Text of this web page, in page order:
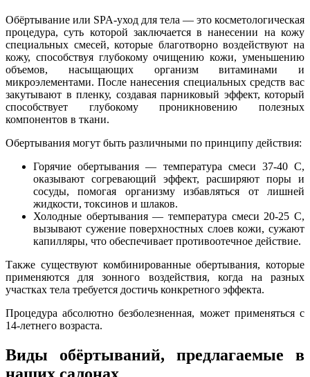
Обёртывание или SPA-уход для тела — это косметологическая
процедура, суть которой заключается в нанесении на кожу
специальных смесей, которые благотворно воздействуют на
кожу, способствуя глубокому очищению кожи, уменьшению
объемов, насыщающих организм витаминами и
микроэлементами. После нанесения специальных средств вас
закутывают в пленку, создавая парниковый эффект, который
способствует глубокому проникновению полезных
компонентов в ткани.
Обертывания могут быть различными по принципу действия:
Горячие обертывания — температура смеси 37-40 C,
оказывают согревающий эффект, расширяют поры и
сосуды, помогая организму избавляться от лишней
жидкости, токсинов и шлаков.
Холодные обертывания — температура смеси 20-25 C,
вызывают сужение поверхностных слоев кожи, сужают
капилляры, что обеспечивает противоотечное действие.
Также существуют комбинированные обертывания, которые
применяются для зонного воздействия, когда на разных
участках тела требуется достичь конкретного эффекта.
Процедура абсолютно безболезненная, может применяться с
14-летнего возраста.
Виды обёртываний, предлагаемые в
наших салонах